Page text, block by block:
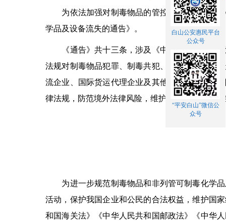
为依法加强对制毒物品的管控，国家禁毒委员
学品及设备流失的通告》。
《通告》共十三条，涉及《中华人民共和国刑
法规对制毒物品犯罪、制毒共犯、偷逃税款犯罪
流企业、国际货运代理企业及其他单位和个人关
律法规，防范境外法律风险，维护我国企业和公民
为进一步规范制毒物品和非列管可制毒化学品
活动，保护我国企业和公民的合法权益，维护国
和国海关法》《中华人民共和国邮政法》《中华
白山公安惠民平台
公众号
“平安白山”微信公
众号